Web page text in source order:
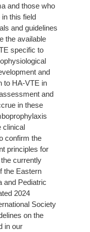
and those who
this field
and guidelines
the available
specific to
and
to HA-VTE in
and
in these
clinical
confirm the
principles for
currently
the Eastern
and Pediatric
2024
Society
on the
in our